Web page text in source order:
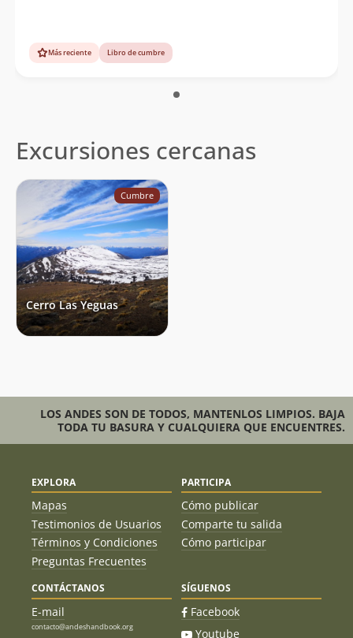
Más reciente Libro de cumbre
Excursiones cercanas
Cumbre
Cerro Las Yeguas
LOS ANDES SON DE TODOS, MANTENLOS LIMPIOS. BAJA
TODA TU BASURA Y CUALQUIERA QUE ENCUENTRES.
EXPLORA
Mapas
Testimonios de Usuarios
Términos y Condiciones
Preguntas Frecuentes
PARTICIPA
Cómo publicar
Comparte tu salida
Cómo participar
CONTÁCTANOS
E-mail
contacto@andeshandbook.org
SÍGUENOS
Facebook
Youtube